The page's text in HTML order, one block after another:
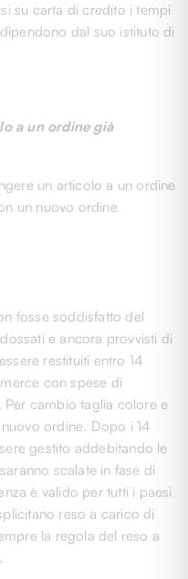
su carta di credito i tempi
dal suo istituto di
a un ordine già
un articolo a un ordine
un nuovo ordine
fosse soddisfatto del
e ancora provvisti di
restituiti entro 14
con spese di
Per cambio taglia colore e
ordine. Dopo i 14
gestito addebitando le
scalate in fase di
è valido per tutti i paesi
reso a carico di
la regola del reso a